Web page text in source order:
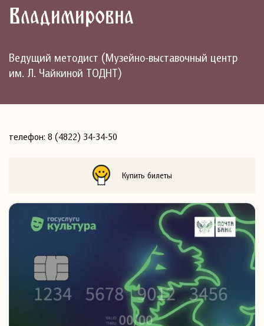
Владимировна
Ведущий методист (Музейно-выставочный центр
им. Л. Чайкиной ТОДНТ)
телефон: 8 (4822) 34-34-50
Купить билеты